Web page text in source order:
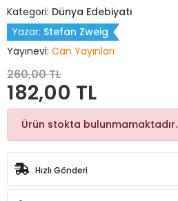
Kategori: Dünya Edebiyatı
Yazar: Stefan Zweig
Yayınevi: Can Yayınları
260,00 TL
182,00 TL
Ürün stokta bulunmamaktadır.
Hızlı Gönderi